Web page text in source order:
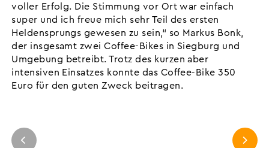
voller Erfolg. Die Stimmung vor Ort war einfach
super und ich freue mich sehr Teil des ersten
Heldensprungs gewesen zu sein,“ so Markus Bonk,
der insgesamt zwei Coffee-Bikes in Siegburg und
Umgebung betreibt. Trotz des kurzen aber
intensiven Einsatzes konnte das Coffee-Bike 350
Euro für den guten Zweck beitragen.